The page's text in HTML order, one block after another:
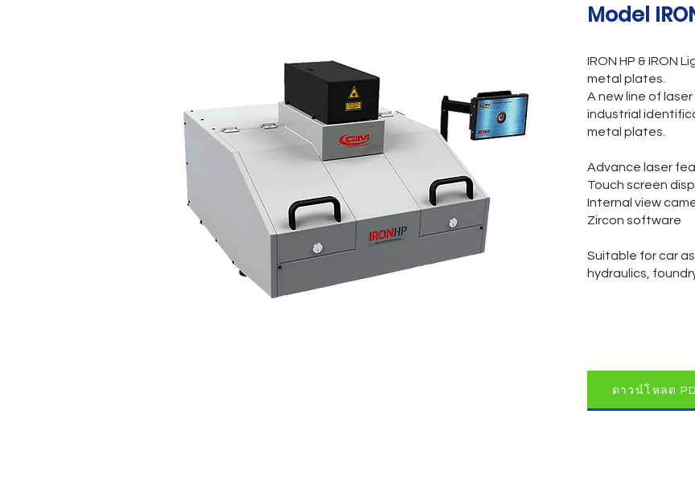
Model
IRON HP & IRON
metal plates.
A new line of
industrial
metal plates.
Advance laser
Touch screen
Internal view
Zircon software
Suitable for car
hydraulics,
ดาวน์โหลด